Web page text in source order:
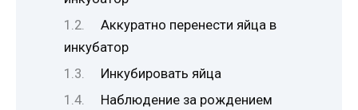
Аккуратно перенести яйца в
инкубатор
Инкубировать яйца
Наблюдение за рождением